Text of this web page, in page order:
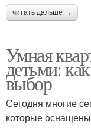
читать дальше →
Умная
детьми:
выбор
Сегодня многие
которые